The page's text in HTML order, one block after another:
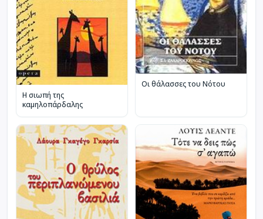
Η σιωπή της
καμηλοπάρδαλης
Οι θάλασσες του Νότου